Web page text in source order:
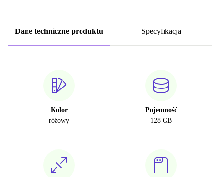
Dane techniczne produktu Specyfikacja
Kolor
różowy
Pojemność
128 GB